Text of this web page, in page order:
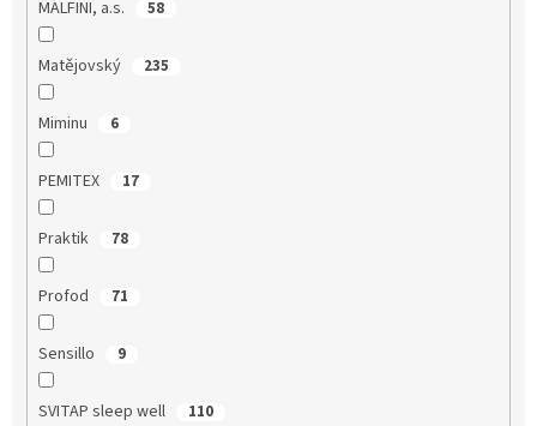
MALFINI, a.s. 58
Matějovský 235
Miminu 6
PEMITEX 17
Praktik 78
Profod 71
Sensillo 9
SVITAP sleep well 110